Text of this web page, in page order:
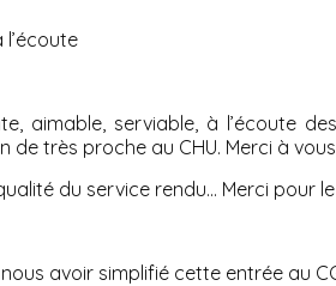
aimable, serviable, à l’écoute
de très proche au CHU. Merci à
du service rendu… Merci pour
avoir simplifié cette entrée au